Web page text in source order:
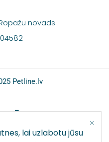
lai uzlabotu jūsu
novads
Petline.lv
TĪKLI